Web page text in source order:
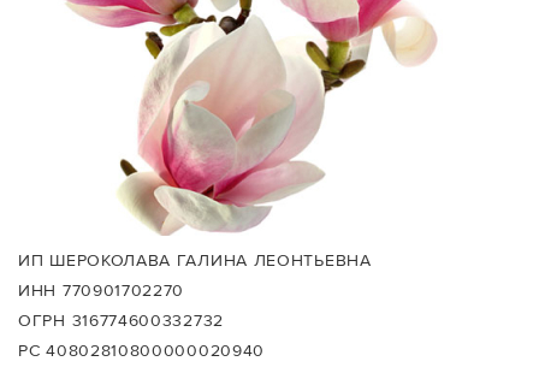
ИП ШЕРОКОЛАВА ГАЛИНА ЛЕОНТЬЕВНА
ИНН 770901702270
ОГРН 316774600332732
РС 40802810800000020940